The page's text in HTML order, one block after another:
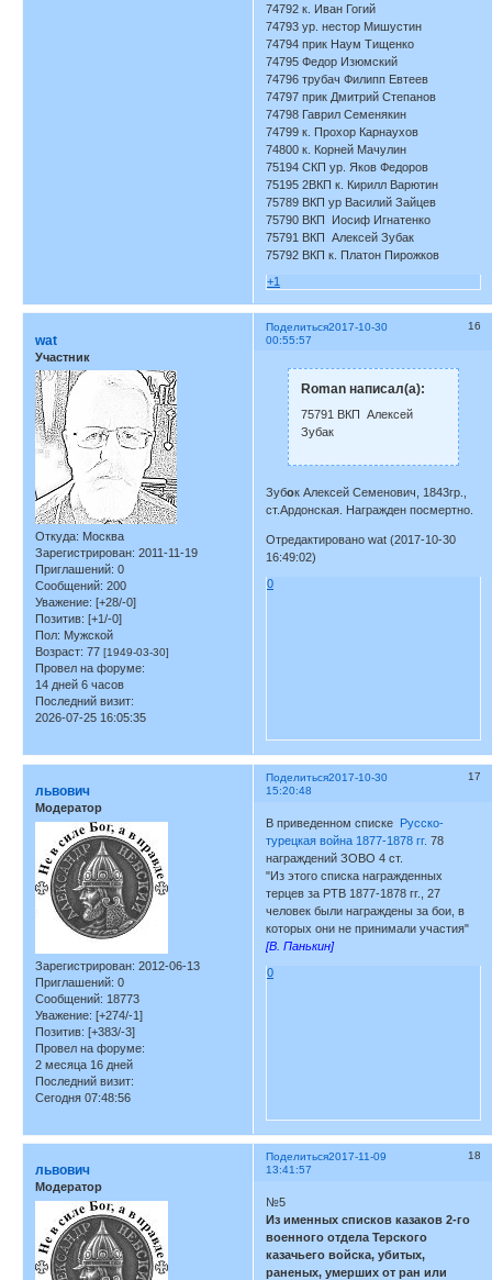
74792 к. Иван Гогий
74793 ур. нестор Мишустин
74794 прик Наум Тищенко
74795 Федор Изюмский
74796 трубач Филипп Евтеев
74797 прик Дмитрий Степанов
74798 Гаврил Семенякин
74799 к. Прохор Карнаухов
74800 к. Корней Мачулин
75194 СКП ур. Яков Федоров
75195 2ВКП к. Кирилл Варютин
75789 ВКП ур Василий Зайцев
75790 ВКП Иосиф Игнатенко
75791 ВКП Алексей Зубак
75792 ВКП к. Платон Пирожков
+1
Поделиться 16
2017-10-30
00:55:57
wat
Участник
Откуда: Москва
Зарегистрирован: 2011-11-19
Приглашений: 0
Сообщений: 200
Уважение: [+28/-0]
Позитив: [+1/-0]
Пол: Мужской
Возраст: 77 [1949-03-30]
Провел на форуме:
14 дней 6 часов
Последний визит:
2026-07-25 16:05:35
Roman написал(а):
75791 ВКП Алексей
Зубак
Зубок Алексей Семенович, 1843гр.,
ст.Ардонская. Награжден посмертно.
Отредактировано wat (2017-10-30
16:49:02)
0
Поделиться 17
2017-10-30
15:20:48
львович
Модератор
Зарегистрирован: 2012-06-13
Приглашений: 0
Сообщений: 18773
Уважение: [+274/-1]
Позитив: [+383/-3]
Провел на форуме:
2 месяца 16 дней
Последний визит:
Сегодня 07:48:56
В приведенном списке Русско-
турецкая война 1877-1878 гг. 78
награждений ЗОВО 4 ст.
"Из этого списка награжденных
терцев за РТВ 1877-1878 гг., 27
человек были награждены за бои, в
которых они не принимали участия"
[В. Панькин]
0
Поделиться 18
2017-11-09
13:41:57
львович
Модератор
№5
Из именных списков казаков 2-го
военного отдела Терского
казачьего войска, убитых,
раненых, умерших от ран или